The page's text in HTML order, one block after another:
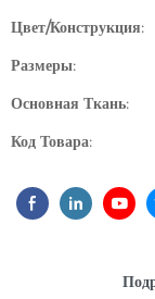
Цвет/Конструкция:
Размеры:
Основная Ткань:
Код Товара: